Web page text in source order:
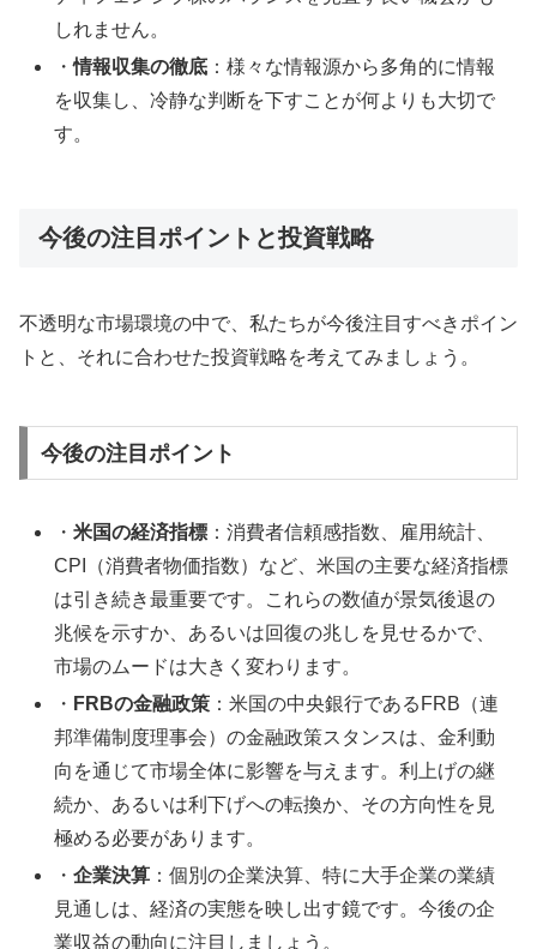
しれません。
・情報収集の徹底 ：様々な情報源から多角的に情報
を収集し、冷静な判断を下すことが何よりも大切で
す。
今後の注目ポイントと投資戦略
不透明な市場環境の中で、私たちが今後注目すべきポイン
トと、それに合わせた投資戦略を考えてみましょう。
今後の注目ポイント
・米国の経済指標 ：消費者信頼感指数、雇用統計、
CPI（消費者物価指数）など、米国の主要な経済指標
は引き続き最重要です。これらの数値が景気後退の
兆候を示すか、あるいは回復の兆しを見せるかで、
市場のムードは大きく変わります。
・ FRBの金融政策 ：米国の中央銀行であるFRB（連
邦準備制度理事会）の金融政策スタンスは、金利動
向を通じて市場全体に影響を与えます。利上げの継
続か、あるいは利下げへの転換か、その方向性を見
極める必要があります。
・企業決算 ：個別の企業決算、特に大手企業の業績
見通しは、経済の実態を映し出す鏡です。今後の企
業収益の動向に注目しましょう。